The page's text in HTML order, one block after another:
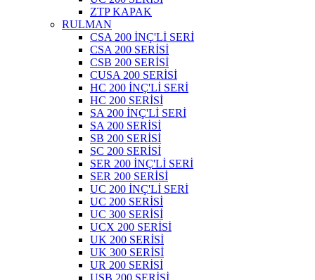
ZTP KAPAK
RULMAN
CSA 200 İNÇ'Lİ SERİ
CSA 200 SERİSİ
CSB 200 SERİSİ
CUSA 200 SERİSİ
HC 200 İNÇ'Lİ SERİ
HC 200 SERİSİ
SA 200 İNÇ'Lİ SERİ
SA 200 SERİSİ
SB 200 SERİSİ
SC 200 SERİSİ
SER 200 İNÇ'Lİ SERİ
SER 200 SERİSİ
UC 200 İNÇ'Lİ SERİ
UC 200 SERİSİ
UC 300 SERİSİ
UCX 200 SERİSİ
UK 200 SERİSİ
UK 300 SERİSİ
UR 200 SERİSİ